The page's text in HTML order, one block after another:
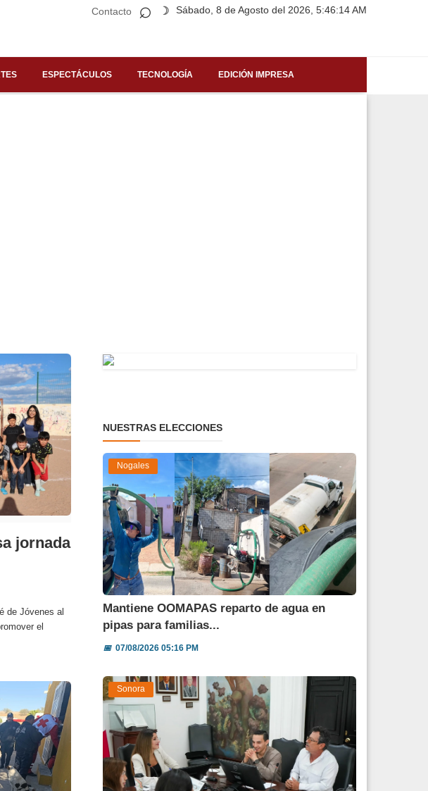
Contacto Sábado, 8 de Agosto del 2026, 5:46:14 AM
⌕ ☽
ESPECTÁCULOS TECNOLOGÍA EDICIÓN IMPRESA
jornada
de Jóvenes al
el
NUESTRAS ELECCIONES
Nogales
Mantiene OOMAPAS reparto de agua en
pipas para familias...
📅07/08/2026 05:16 PM
Sonora